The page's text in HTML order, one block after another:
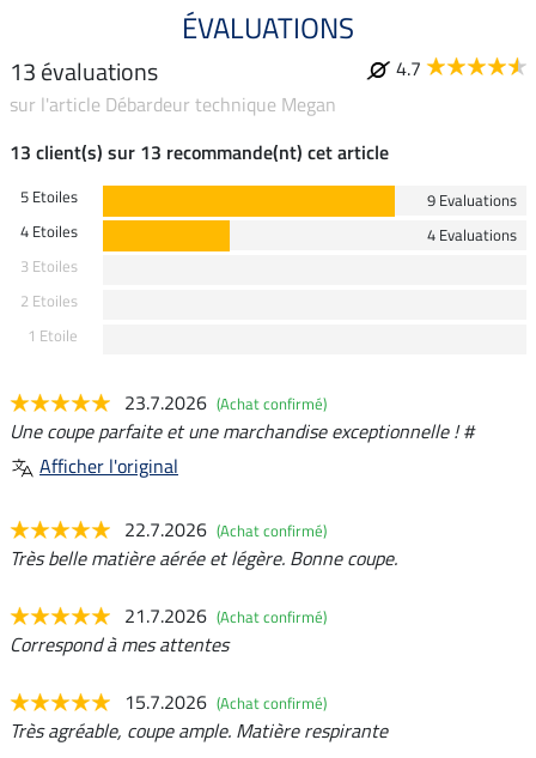
ÉVALUATIONS
13 évaluations
4.7
sur l'article Débardeur technique Megan
13 client(s) sur 13 recommande(nt) cet article
5 Etoiles
9 Evaluations
4 Etoiles
4 Evaluations
3 Etoiles
2 Etoiles
1 Etoile
23.7.2026 (Achat confirmé)
Une coupe parfaite et une marchandise exceptionnelle ! #
Afficher l'original
22.7.2026 (Achat confirmé)
Très belle matière aérée et légère. Bonne coupe.
21.7.2026 (Achat confirmé)
Correspond à mes attentes
15.7.2026 (Achat confirmé)
Très agréable, coupe ample. Matière respirante